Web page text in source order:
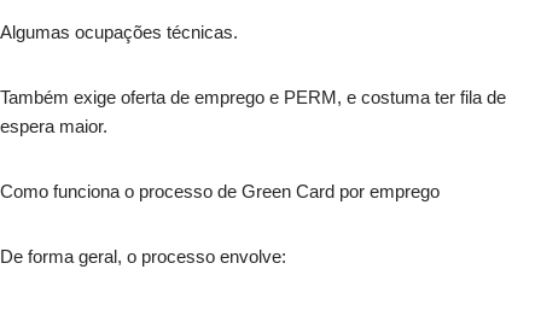
Algumas ocupações técnicas.
Também exige oferta de emprego e PERM, e costuma ter fila de
espera maior.
Como funciona o processo de Green Card por emprego
De forma geral, o processo envolve: